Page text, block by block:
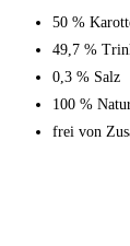
50 %
49,7 %
0,3 % Salz
100 %
frei von